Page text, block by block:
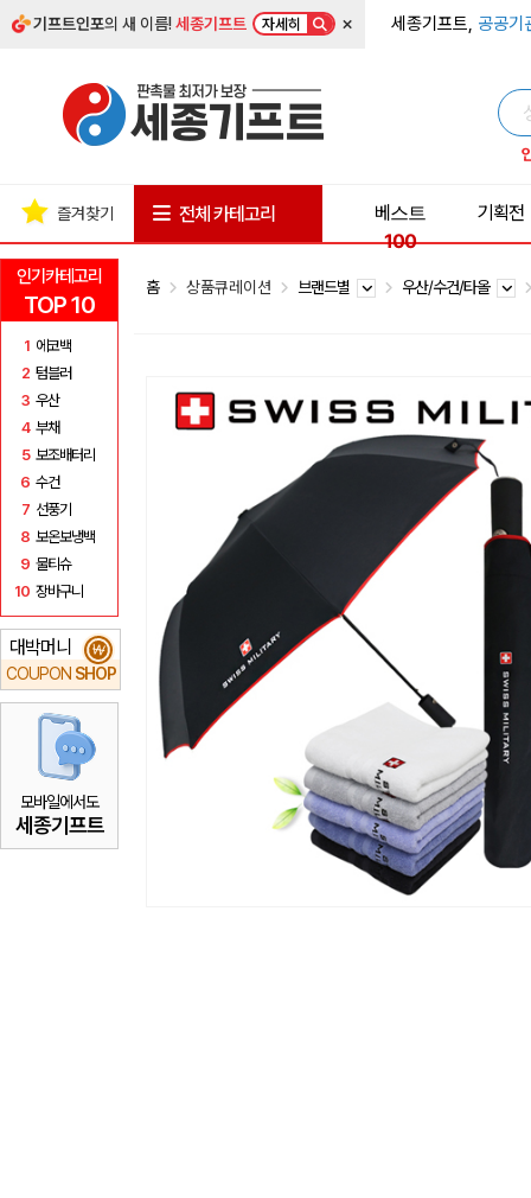
기프트인포의 새 이름!세종기프트 자세히 × 세종기프트, 공공기
인기카테고리
TOP 10
1 에코백
2 텀블러
3 우산
4 부채
5 보조배터리
6 수건
7 선풍기
8 보온보냉백
9 물티슈
10 장바구니
대박머니
COUPON SHOP
₩
모바일에서도
세종기프트
즐겨찾기 전체 카테고리
베스트
100
기획전
홈 상품큐레이션 브랜드별 우산/수건/타올